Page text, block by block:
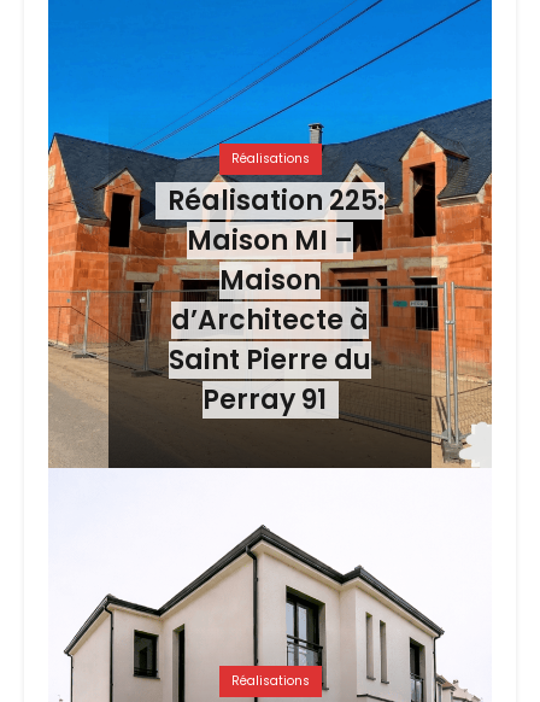
Réalisations
Réalisation 225:
Maison MI –
Maison
d’Architecte à
Saint Pierre du
Perray 91
Réalisations